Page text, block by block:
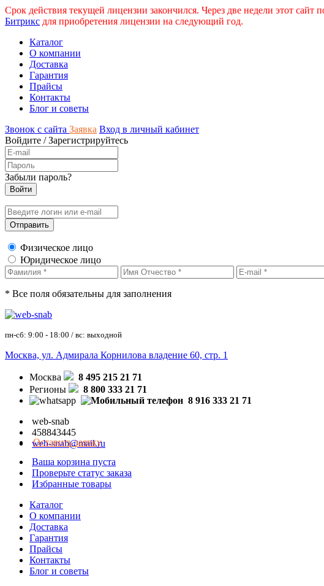
Срок действия текущей лицензии закончился. Через две недели этот сайт
Битрикс для приобретения лицензии на следующий год.
Каталог
О компании
Доставка
Гарантия
Прайсы
Контакты
Блог и советы
Звонок с сайта Заявка Вход в личный кабинет
Войдите /Зарегистрируйтесь
Забыли пароль?
Физическое лицо
Юридическое лицо
* Все поля обязательны для заполнения
пн-сб: 9:00 - 18:00 / вс: выходной
Москва, ул. Адмирала Корнилова владение 60, стр. 1
Москва
8 495 215 21 71
Регионы
8 800 333 21 71
8 916 333 21 71
web-snab
458843445
web-snab@mail.ru
Оставить заявку
Ваша корзина пуста
Проверьте статус заказа
Избранные товары
Каталог
О компании
Доставка
Гарантия
Прайсы
Контакты
Блог и советы